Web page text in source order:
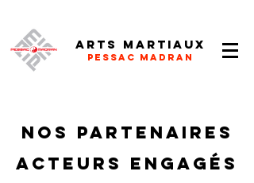
Arts Martiaux
Pessac Madran
Nos partenaires
Acteurs engagés